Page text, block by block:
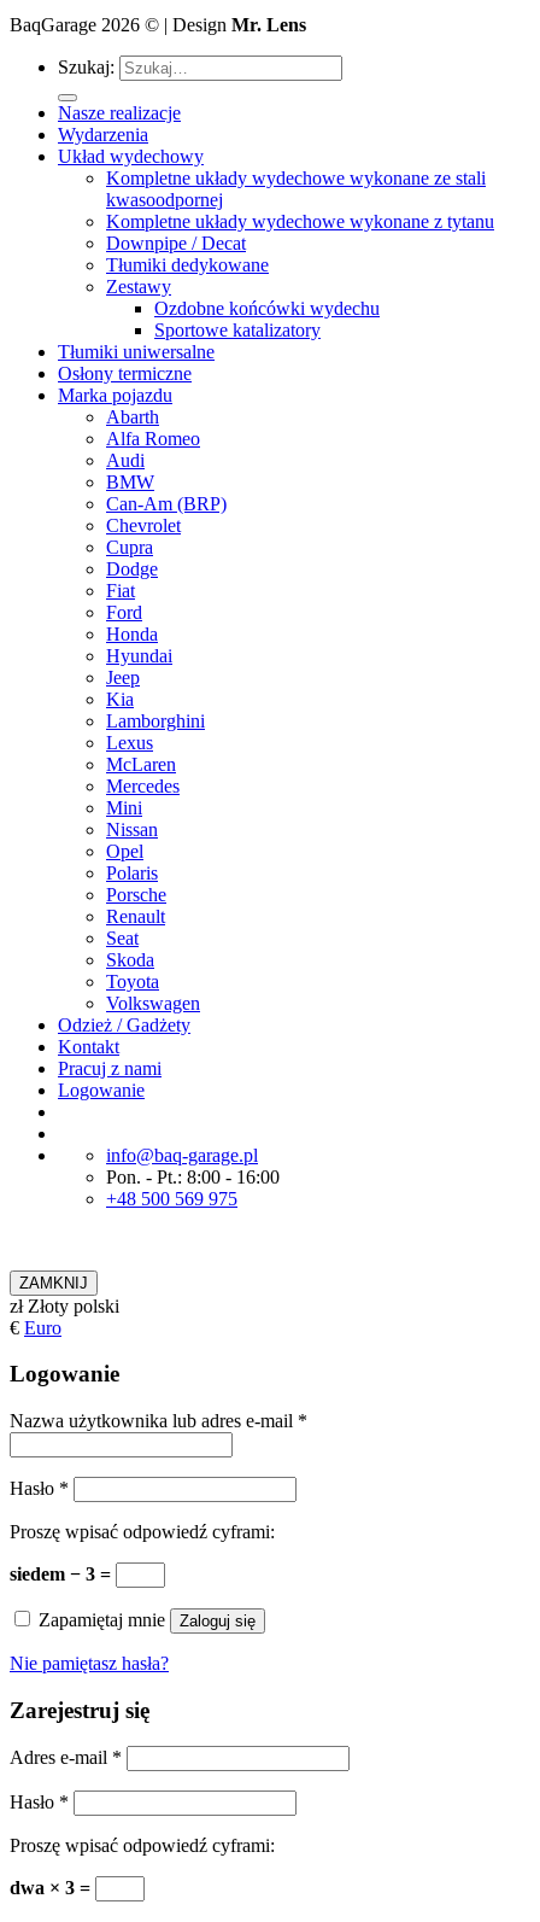
BaqGarage 2026 © | Design Mr. Lens
Szukaj:
Nasze realizacje
Wydarzenia
Układ wydechowy
Kompletne układy wydechowe wykonane ze stali
kwasoodpornej
Kompletne układy wydechowe wykonane z tytanu
Downpipe / Decat
Tłumiki dedykowane
Zestawy
Ozdobne końcówki wydechu
Sportowe katalizatory
Tłumiki uniwersalne
Osłony termiczne
Marka pojazdu
Abarth
Alfa Romeo
Audi
BMW
Can-Am (BRP)
Chevrolet
Cupra
Dodge
Fiat
Ford
Honda
Hyundai
Jeep
Kia
Lamborghini
Lexus
McLaren
Mercedes
Mini
Nissan
Opel
Polaris
Porsche
Renault
Seat
Skoda
Toyota
Volkswagen
Odzież / Gadżety
Kontakt
Pracuj z nami
Logowanie
info@baq-garage.pl
Pon. - Pt.: 8:00 - 16:00
+48 500 569 975
ZAMKNIJ
zł Złoty polski
€ Euro
Logowanie
Nazwa użytkownika lub adres e-mail *
Hasło *
Proszę wpisać odpowiedź cyframi:
siedem − 3 =
Zapamiętaj mnie Zaloguj się
Nie pamiętasz hasła?
Zarejestruj się
Adres e-mail *
Hasło *
Proszę wpisać odpowiedź cyframi:
dwa × 3 =